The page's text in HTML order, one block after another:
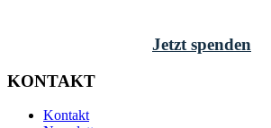
Jetzt spenden
KONTAKT
Kontakt